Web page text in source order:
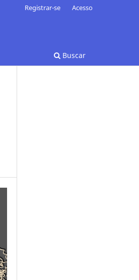
Buscar
Registrar-se Acesso